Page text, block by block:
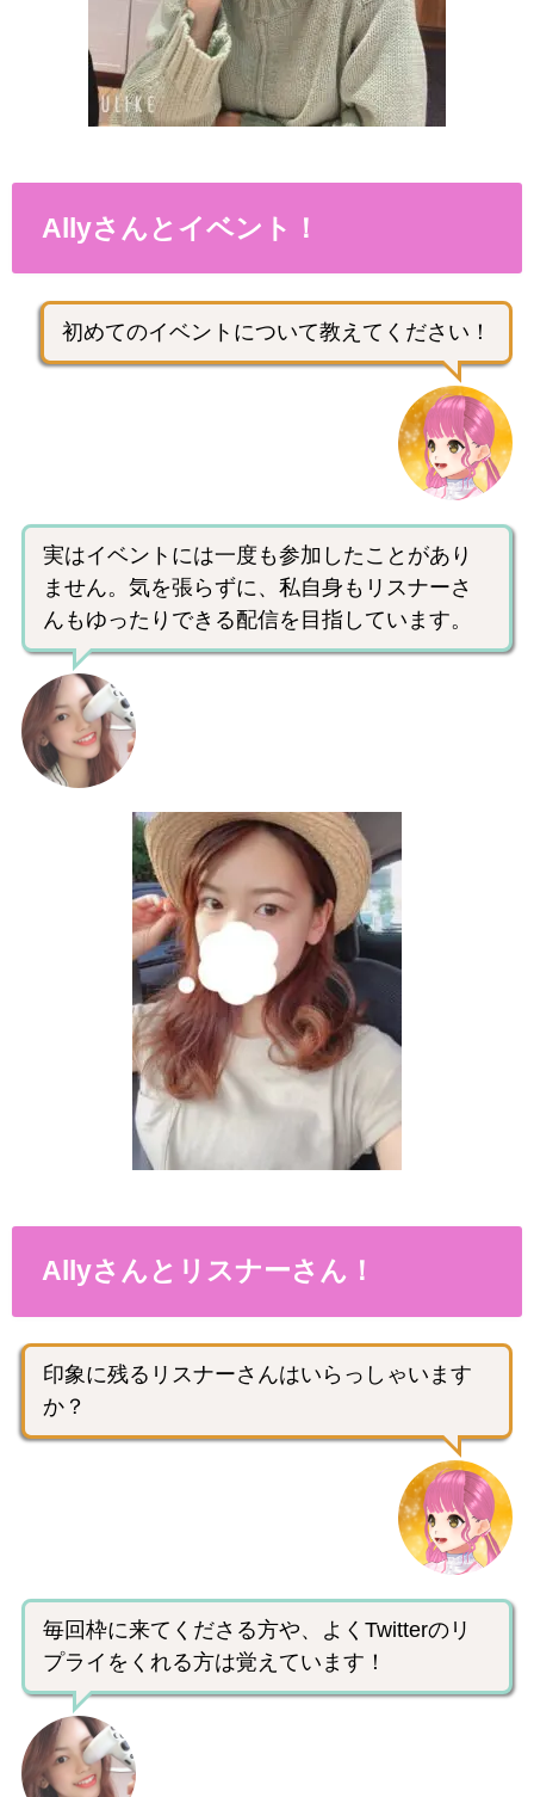
Allyさんとイベント！
初めてのイベントについて教えてください！
実はイベントには一度も参加したことがあり
ません。気を張らずに、私自身もリスナーさ
んもゆったりできる配信を目指しています。
Allyさんとリスナーさん！
印象に残るリスナーさんはいらっしゃいます
か？
毎回枠に来てくださる方や、よくTwitterのリ
プライをくれる方は覚えています！